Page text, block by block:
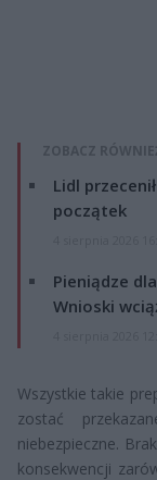
ZOBACZ
Lidl
początek
Pieniądze
Wnioski
Wszystkie takie
zostać
niebezpieczne.
konsekwencji